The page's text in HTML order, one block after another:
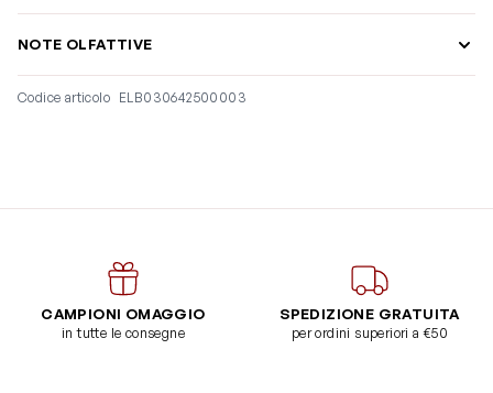
NOTE OLFATTIVE
Codice articolo ELB030642500003
CAMPIONI OMAGGIO
in tutte le consegne
SPEDIZIONE GRATUITA
per ordini superiori a €50